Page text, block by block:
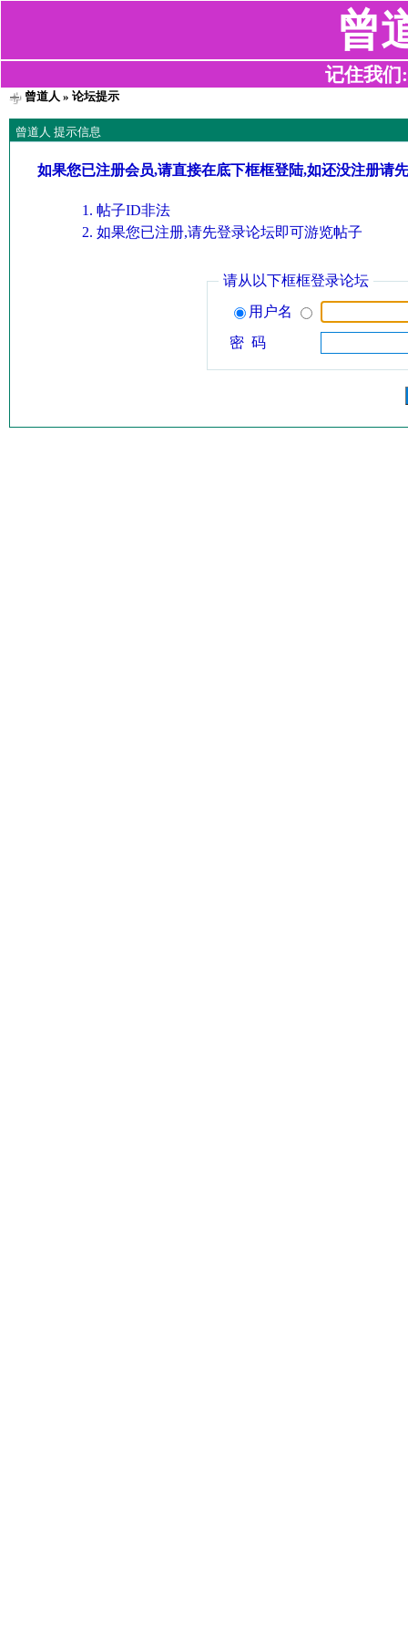
曾
记住我们
曾道人 » 论坛提示
曾道人 提示信息
如果您已注册会员,请直接在底下框框登陆,如还没注册请
帖子ID非法
如果您已注册,请先登录论坛即可游览帖子
请从以下框框登录论坛
用户名
密 码